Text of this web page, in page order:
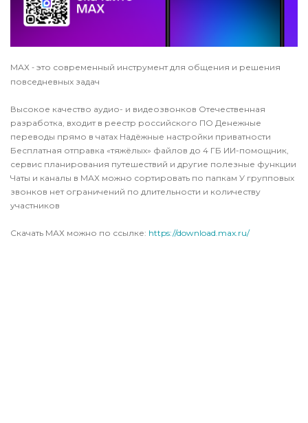
МАХ - это современный инструмент для общения и решения
повседневных задач
Высокое качество аудио- и видеозвонков Отечественная
разработка, входит в реестр российского ПО Денежные
переводы прямо в чатах Надёжные настройки приватности
Бесплатная отправка «тяжёлых» файлов до 4 ГБ ИИ-помощник,
сервис планирования путешествий и другие полезные функции
Чаты и каналы в МАХ можно сортировать по папкам У групповых
звонков нет ограничений по длительности и количеству
участников
Скачать МАХ можно по ссылке: https://download.max.ru/